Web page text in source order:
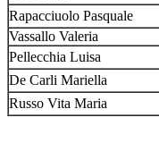
Rapacciuolo Pasquale
Vassallo Valeria
Pellecchia Luisa
De Carli Mariella
Russo Vita Maria